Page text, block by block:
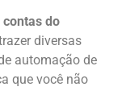
do
diversas
automação de
que você não